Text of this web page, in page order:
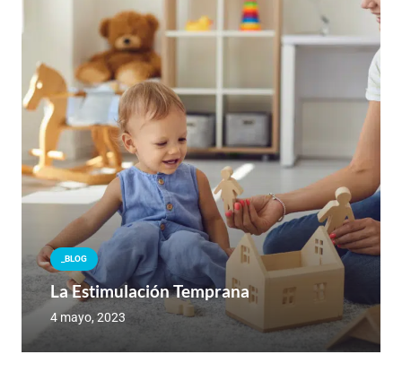
_BLOG
La Estimulación Temprana
4 mayo, 2023